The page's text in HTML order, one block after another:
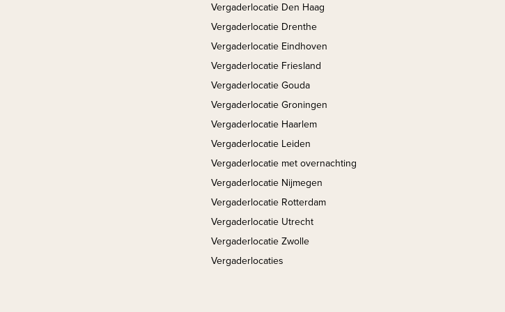
Vergaderlocatie Den Haag
Vergaderlocatie Drenthe
Vergaderlocatie Eindhoven
Vergaderlocatie Friesland
Vergaderlocatie Gouda
Vergaderlocatie Groningen
Vergaderlocatie Haarlem
Vergaderlocatie Leiden
Vergaderlocatie met overnachting
Vergaderlocatie Nijmegen
Vergaderlocatie Rotterdam
Vergaderlocatie Utrecht
Vergaderlocatie Zwolle
Vergaderlocaties